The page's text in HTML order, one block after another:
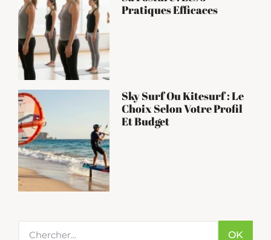
Pratiques Efficaces
Sky Surf Ou Kitesurf : Le
Choix Selon Votre Profil
Et Budget
OK